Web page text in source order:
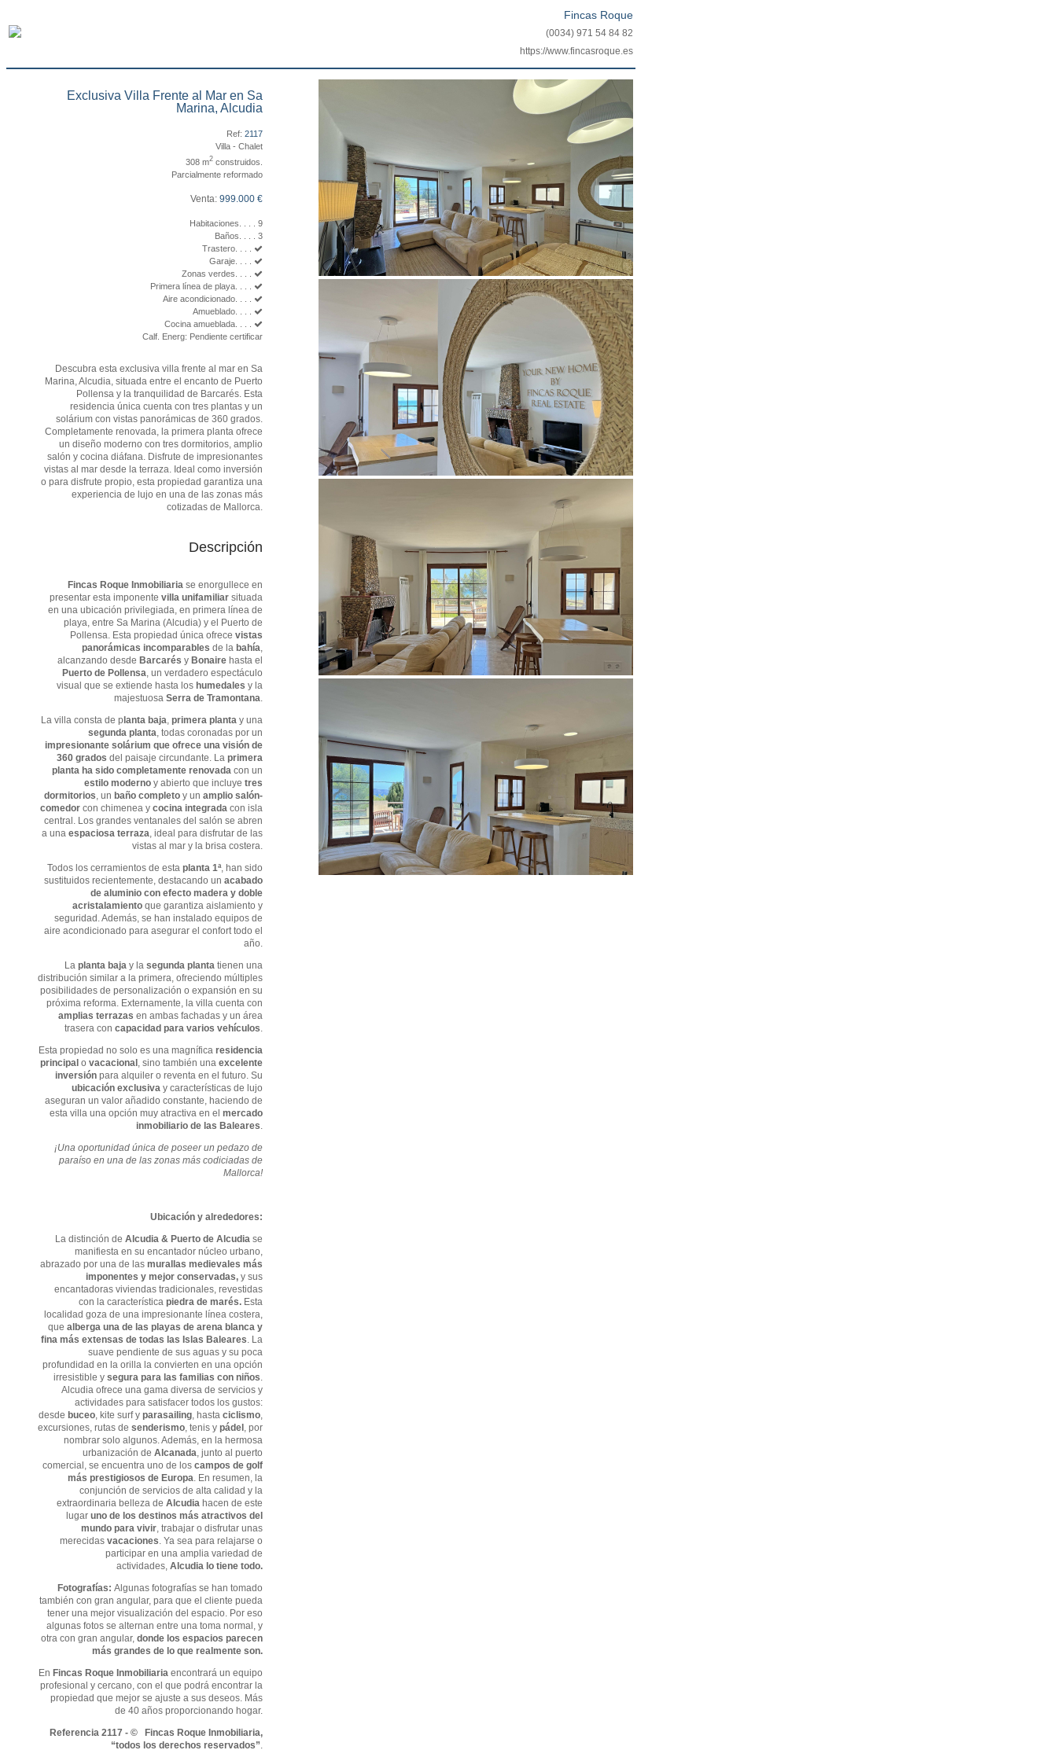
Fincas Roque
(0034) 971 54 84 82
https://www.fincasroque.es
Exclusiva Villa Frente al Mar en Sa
Marina, Alcudia
Ref: 2117
Villa - Chalet
308 m2 construidos.
Parcialmente reformado
Venta: 999.000 €
Habitaciones. . . . 9
Baños. . . . 3
Trastero. . . .
Garaje. . . .
Zonas verdes. . . .
Primera línea de playa. . . .
Aire acondicionado. . . .
Amueblado. . . .
Cocina amueblada. . . .
Calf. Energ: Pendiente certificar
Descubra esta exclusiva villa frente al mar en Sa
Marina, Alcudia, situada entre el encanto de Puerto
Pollensa y la tranquilidad de Barcarés. Esta
residencia única cuenta con tres plantas y un
solárium con vistas panorámicas de 360 grados.
Completamente renovada, la primera planta ofrece
un diseño moderno con tres dormitorios, amplio
salón y cocina diáfana. Disfrute de impresionantes
vistas al mar desde la terraza. Ideal como inversión
o para disfrute propio, esta propiedad garantiza una
experiencia de lujo en una de las zonas más
cotizadas de Mallorca.
Descripción
Fincas Roque Inmobiliaria se enorgullece en
presentar esta imponente villa unifamiliar situada
en una ubicación privilegiada, en primera línea de
playa, entre Sa Marina (Alcudia) y el Puerto de
Pollensa. Esta propiedad única ofrece vistas
panorámicas incomparables de la bahía
alcanzando desde Barcarés y Bonaire hasta el
Puerto de Pollensa , un verdadero espectáculo
visual que se extiende hasta los humedales y la
majestuosa Serra de Tramontana
La villa consta de planta baja primera planta y una
segunda planta , todas coronadas por un
impresionante solárium que ofrece una visión de
360 grados del paisaje circundante. La primera
planta ha sido completamente renovada con un
estilo moderno y abierto que incluye tres
dormitorios , un baño completo y un amplio salón-
comedor con chimenea y cocina integrada con isla
central. Los grandes ventanales del salón se abren
a una espaciosa terraza , ideal para disfrutar de las
vistas al mar y la brisa costera.
Todos los cerramientos de esta planta 1ª, han sido
sustituidos recientemente, destacando un acabado
de aluminio con efecto madera y doble
acristalamiento que garantiza aislamiento y
seguridad. Además, se han instalado equipos de
aire acondicionado para asegurar el confort todo el
año.
La planta baja y la segunda planta tienen una
distribución similar a la primera, ofreciendo múltiples
posibilidades de personalización o expansión en su
próxima reforma. Externamente, la villa cuenta con
amplias terrazas en ambas fachadas y un área
trasera con capacidad para varios vehículos
Esta propiedad no solo es una magnífica residencia
principal o vacacional , sino también una excelente
inversión para alquiler o reventa en el futuro. Su
ubicación exclusiva y características de lujo
aseguran un valor añadido constante, haciendo de
esta villa una opción muy atractiva en el mercado
inmobiliario de las Baleares
¡Una oportunidad única de poseer un pedazo de
paraíso en una de las zonas más codiciadas de
Mallorca!
Ubicación y alrededores:
La distinción de Alcudia & Puerto de Alcudia se
manifiesta en su encantador núcleo urbano,
abrazado por una de las murallas medievales más
imponentes y mejor conservadas, y sus
encantadoras viviendas tradicionales, revestidas
con la característica piedra de marés. Esta
localidad goza de una impresionante línea costera,
que alberga una de las playas de arena blanca y
fina más extensas de todas las Islas Baleares . La
suave pendiente de sus aguas y su poca
profundidad en la orilla la convierten en una opción
irresistible y segura para las familias con niños
Alcudia ofrece una gama diversa de servicios y
actividades para satisfacer todos los gustos:
desde buceo , kite surf y parasailing , hasta ciclismo
excursiones, rutas de senderismo , tenis y pádel , por
nombrar solo algunos. Además, en la hermosa
urbanización de Alcanada , junto al puerto
comercial, se encuentra uno de los campos de golf
más prestigiosos de Europa . En resumen, la
conjunción de servicios de alta calidad y la
extraordinaria belleza de Alcudia hacen de este
lugar uno de los destinos más atractivos del
mundo para vivir , trabajar o disfrutar unas
merecidas vacaciones . Ya sea para relajarse o
participar en una amplia variedad de
actividades, Alcudia lo tiene todo.
Fotografías: Algunas fotografías se han tomado
también con gran angular, para que el cliente pueda
tener una mejor visualización del espacio. Por eso
algunas fotos se alternan entre una toma normal, y
otra con gran angular, donde los espacios parecen
más grandes de lo que realmente son.
En Fincas Roque Inmobiliaria encontrará un equipo
profesional y cercano, con el que podrá encontrar la
propiedad que mejor se ajuste a sus deseos. Más
de 40 años proporcionando hogar.
Referencia 2117 - © Fincas Roque Inmobiliaria,
“todos los derechos reservados”